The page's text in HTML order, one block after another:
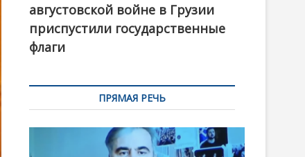
августовской войне в Грузии
приспустили государственные
флаги
ПРЯМАЯ РЕЧЬ